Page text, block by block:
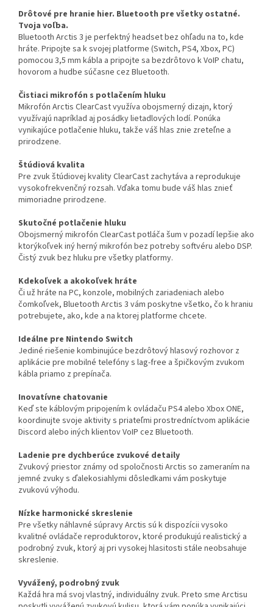
Drôtové pre hranie hier. Bluetooth pre všetky ostatné.
Tvoja voľba.
Bluetooth Arctis 3 je perfektný headset bez ohľadu na to, kde
hráte. Pripojte sa k svojej platforme (Switch, PS4, Xbox, PC)
pomocou 3,5 mm kábla a pripojte sa bezdrôtovo k VoIP chatu,
hovorom a hudbe súčasne cez Bluetooth.
Čistiaci mikrofón s potlačením hluku
Mikrofón Arctis ClearCast využíva obojsmerný dizajn, ktorý
využívajú napríklad aj posádky lietadlových lodí. Ponúka
vynikajúce potlačenie hluku, takže váš hlas znie zreteľne a
prirodzene.
Štúdiová kvalita
Pre zvuk štúdiovej kvality ClearCast zachytáva a reprodukuje
vysokofrekvenčný rozsah. Vďaka tomu bude váš hlas znieť
mimoriadne prirodzene.
Skutočné potlačenie hluku
Obojsmerný mikrofón ClearCast potláča šum v pozadí lepšie ako
ktorýkoľvek iný herný mikrofón bez potreby softvéru alebo DSP.
Čistý zvuk bez hluku pre všetky platformy.
Kdekoľvek a akokoľvek hráte
Či už hráte na PC, konzole, mobilných zariadeniach alebo
čomkoľvek, Bluetooth Arctis 3 vám poskytne všetko, čo k hraniu
potrebujete, ako, kde a na ktorej platforme chcete.
Ideálne pre Nintendo Switch
Jediné riešenie kombinujúce bezdrôtový hlasový rozhovor z
aplikácie pre mobilné telefóny s lag-free a špičkovým zvukom
kábla priamo z prepínača.
Inovatívne chatovanie
Keď ste káblovým pripojením k ovládaču PS4 alebo Xbox ONE,
koordinujte svoje aktivity s priateľmi prostredníctvom aplikácie
Discord alebo iných klientov VoIP cez Bluetooth.
Ladenie pre dychberúce zvukové detaily
Zvukový priestor známy od spoločnosti Arctis so zameraním na
jemné zvuky s ďalekosiahlymi dôsledkami vám poskytuje
zvukovú výhodu.
Nízke harmonické skreslenie
Pre všetky náhlavné súpravy Arctis sú k dispozícii vysoko
kvalitné ovládače reproduktorov, ktoré produkujú realistický a
podrobný zvuk, ktorý aj pri vysokej hlasitosti stále neobsahuje
skreslenie.
Vyvážený, podrobný zvuk
Každá hra má svoj vlastný, individuálny zvuk. Preto sme Arctisu